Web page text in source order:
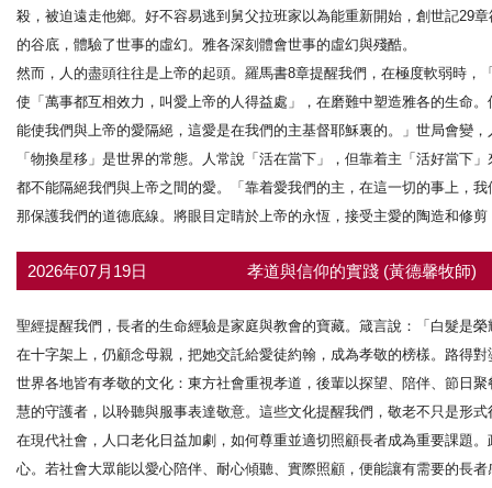
殺，被迫遠走他鄉。好不容易逃到舅父拉班家以為能重新開始，創世記29
的谷底，體驗了世事的虛幻。雅各深刻體會世事的虛幻與殘酷。
然而，人的盡頭往往是上帝的起頭。羅馬書8章提醒我們，在極度軟弱時
使「萬事都互相效力，叫愛上帝的人得益處」，在磨難中塑造雅各的生
能使我們與上帝的愛隔絕，這愛是在我們的主基督耶穌裏的。」世局會變
「物換星移」是世界的常態。人常說「活在當下」，但靠着主「活好當下
都不能隔絕我們與上帝之間的愛。「靠着愛我們的主，在這一切的事上，
那保護我們的道德底線。將眼目定睛於上帝的永恆，接受主愛的陶造和修
2026年07月19日 孝道與信仰的實踐 (黃德馨牧師)
聖經提醒我們，長者的生命經驗是家庭與教會的寶藏。箴言說：「白髮是
在十字架上，仍顧念母親，把她交託給愛徒約翰，成為孝敬的榜樣。路得
世界各地皆有孝敬的文化：東方社會重視孝道，後輩以探望、陪伴、節日
慧的守護者，以聆聽與服事表達敬意。這些文化提醒我們，敬老不只是形
在現代社會，人口老化日益加劇，如何尊重並適切照顧長者成為重要課題
心。若社會大眾能以愛心陪伴、耐心傾聽、實際照顧，便能讓有需要的長